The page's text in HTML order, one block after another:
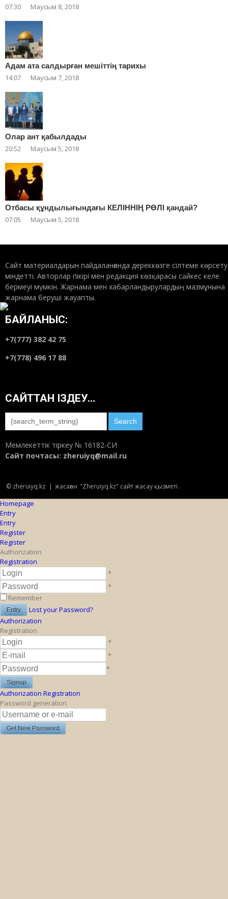
07:30 Маусым 8, 2018
Адам ата салдырған мешіттің тарихы
14:07 Маусым 7, 2018
Олар ант қабылдады
20:52 Маусым 5, 2018
Отбасы құндылығындағы КЕЛІННІҢ РӨЛІ қандай?
07:05 Маусым 5, 2018
Сайт материалдарын пайдаланғанда дереккөзге сілтеме көрсету
міндетті. Авторлар пікірі мен редакция көзқарасы сәйкес келе
бермеуі мүмкін. Жарнама мен хабарландырулардың мазмұнына
жарнама беруші жауапты.
БАЙЛАНЫС:
+7(777) 382 42 75
+7(778) 496 17 88
САЙТТАН ІЗДЕУ…
Search
for:
Мемлекеттік тіркеу № 16182-СИ
Сайт почтасы: zheruiyq@mail.ru
© zheruiyq.kz | жасаған "Zheruiyq.kz" сайт жасау қызметі .
Homepage
Entry
Entry
Register
Register
Authorization
Registration
*
*
Remember
Lost your Password?
Authorization
Registration
*
*
*
Authorization Registration
Password generation